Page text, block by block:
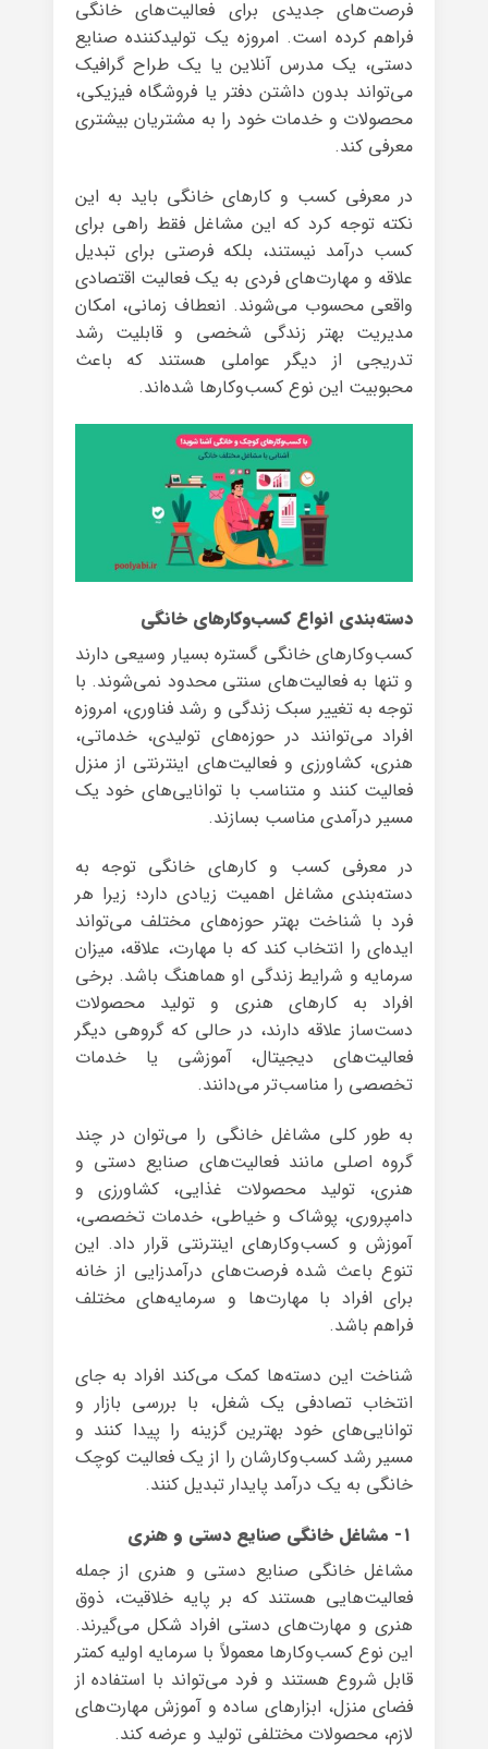
فرصت‌های جدیدی برای فعالیت‌های خانگی
فراهم کرده است. امروزه یک تولیدکننده صنایع
دستی، یک مدرس آنلاین یا یک طراح گرافیک
می‌تواند بدون داشتن دفتر یا فروشگاه فیزیکی،
محصولات و خدمات خود را به مشتریان بیشتری
معرفی کند.
در معرفی کسب و کارهای خانگی باید به این
نکته توجه کرد که این مشاغل فقط راهی برای
کسب درآمد نیستند، بلکه فرصتی برای تبدیل
علاقه و مهارت‌های فردی به یک فعالیت اقتصادی
واقعی محسوب می‌شوند. انعطاف زمانی، امکان
مدیریت بهتر زندگی شخصی و قابلیت رشد
تدریجی از دیگر عواملی هستند که باعث
محبوبیت این نوع کسب‌وکارها شده‌اند.
دسته‌بندی انواع کسب‌وکارهای خانگی
کسب‌وکارهای خانگی گستره بسیار وسیعی دارند
و تنها به فعالیت‌های سنتی محدود نمی‌شوند. با
توجه به تغییر سبک زندگی و رشد فناوری، امروزه
افراد می‌توانند در حوزه‌های تولیدی، خدماتی،
هنری، کشاورزی و فعالیت‌های اینترنتی از منزل
فعالیت کنند و متناسب با توانایی‌های خود یک
مسیر درآمدی مناسب بسازند.
در معرفی کسب و کارهای خانگی توجه به
دسته‌بندی مشاغل اهمیت زیادی دارد؛ زیرا هر
فرد با شناخت بهتر حوزه‌های مختلف می‌تواند
ایده‌ای را انتخاب کند که با مهارت، علاقه، میزان
سرمایه و شرایط زندگی او هماهنگ باشد. برخی
افراد به کارهای هنری و تولید محصولات
دست‌ساز علاقه دارند، در حالی که گروهی دیگر
فعالیت‌های دیجیتال، آموزشی یا خدمات
تخصصی را مناسب‌تر می‌دانند.
به طور کلی مشاغل خانگی را می‌توان در چند
گروه اصلی مانند فعالیت‌های صنایع دستی و
هنری، تولید محصولات غذایی، کشاورزی و
دامپروری، پوشاک و خیاطی، خدمات تخصصی،
آموزش و کسب‌وکارهای اینترنتی قرار داد. این
تنوع باعث شده فرصت‌های درآمدزایی از خانه
برای افراد با مهارت‌ها و سرمایه‌های مختلف
فراهم باشد.
شناخت این دسته‌ها کمک می‌کند افراد به جای
انتخاب تصادفی یک شغل، با بررسی بازار و
توانایی‌های خود بهترین گزینه را پیدا کنند و
مسیر رشد کسب‌وکارشان را از یک فعالیت کوچک
خانگی به یک درآمد پایدار تبدیل کنند.
۱- مشاغل خانگی صنایع دستی و هنری
مشاغل خانگی صنایع دستی و هنری از جمله
فعالیت‌هایی هستند که بر پایه خلاقیت، ذوق
هنری و مهارت‌های دستی افراد شکل می‌گیرند.
این نوع کسب‌وکارها معمولاً با سرمایه اولیه کمتر
قابل شروع هستند و فرد می‌تواند با استفاده از
فضای منزل، ابزارهای ساده و آموزش مهارت‌های
لازم، محصولات مختلفی تولید و عرضه کند.